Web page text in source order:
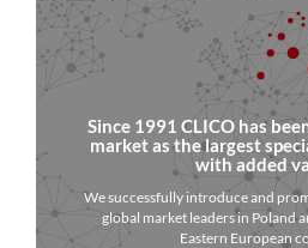
Since 1991 CLICO has
market as the largest
with added
We successfully introduce and
global market leaders in Poland
Eastern European